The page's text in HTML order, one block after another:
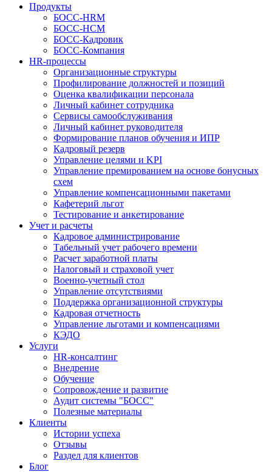
Продукты
БОСС-HRM
БОСС-HCM
БОСС-Кадровик
БОСС-Компания
HR-процессы
Организационные структуры
Профилирование должностей и позиций
Оценка квалификации персонала
Личный кабинет сотрудника
Сервисы самообслуживания
Личный кабинет руководителя
Формирование планов обучения и ИПР
Кадровый резерв
Управление целями и KPI
Управление премированием на основе бонусных
схем
Управление компенсационными пакетами
Кафетерий льгот
Тестирование и анкетирование
Учет и расчеты
Кадровое администрирование
Табельный учет рабочего времени
Расчет заработной платы
Налоговый и страховой учет
Военно-учетный стол
Управление отсутствиями
Поддержка организационной структуры
Кадровая отчетность
Управление льготами и компенсациями
КЭДО
Услуги
HR-консалтинг
Внедрение
Обучение
Сопровождение и развитие
Аудит системы "БОСС"
Полезные материалы
Клиенты
Истории успеха
Отзывы
Раздел для клиентов
Блог